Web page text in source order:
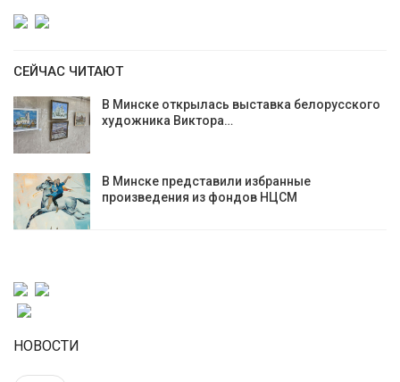
СЕЙЧАС ЧИТАЮТ
В Минске открылась выставка белорусского
художника Виктора…
В Минске представили избранные
произведения из фондов НЦСМ
НОВОСТИ